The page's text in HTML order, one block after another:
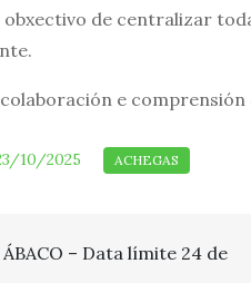
de centralizar
e
10/2025
– Data límite 24 de